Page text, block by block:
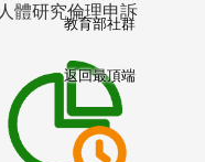
人體研究倫理申訴
教育部社群
返回最頂端